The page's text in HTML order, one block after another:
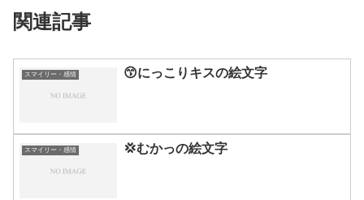
関連記事
スマイリー・感情 😙にっこりキスの絵文字
スマイリー・感情 💢むかっの絵文字